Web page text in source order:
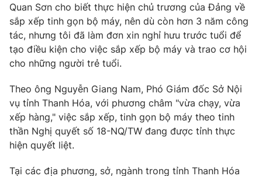
Quan Sơn cho biết thực hiện chủ trương của Đảng về
sắp xếp tinh gọn bộ máy, nên dù còn hơn 3 năm công
tác, nhưng tôi đã làm đơn xin nghỉ hưu trước tuổi để
tạo điều kiện cho việc sắp xếp bộ máy và trao cơ hội
cho những người trẻ tuổi.
Theo ông Nguyễn Giang Nam, Phó Giám đốc Sở Nội
vụ tỉnh Thanh Hóa, với phương châm "vừa chạy, vừa
xếp hàng," việc sắp xếp, tinh gọn bộ máy theo tinh
thần Nghị quyết số 18-NQ/TW đang được tỉnh thực
hiện quyết liệt.
Tại các địa phương, sở, ngành trong tỉnh Thanh Hóa